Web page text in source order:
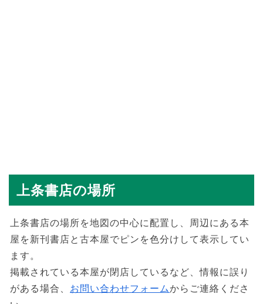
上条書店の場所
上条書店の場所を地図の中心に配置し、周辺にある本
屋を新刊書店と古本屋でピンを色分けして表示してい
ます。
掲載されている本屋が閉店しているなど、情報に誤り
がある場合、 お問い合わせフォームからご連絡くださ